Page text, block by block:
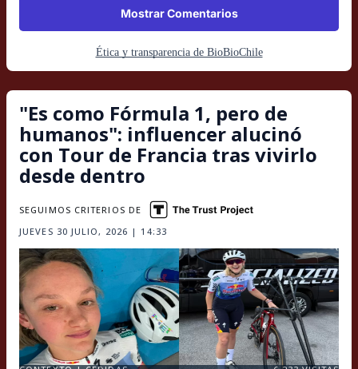
Mostrar Comentarios
Ética y transparencia de BioBioChile
"Es como Fórmula 1, pero de
humanos": influencer alucinó
con Tour de Francia tras vivirlo
desde dentro
JUEVES 30 JULIO, 2026 | 14:33
SEGUIMOS CRITERIOS DE